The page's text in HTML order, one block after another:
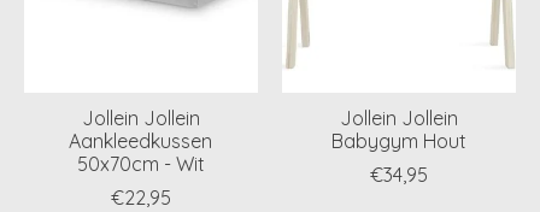
Jollein Jollein
Aankleedkussen
50x70cm - Wit
€22,95
Jollein Jollein
Babygym Hout
€34,95